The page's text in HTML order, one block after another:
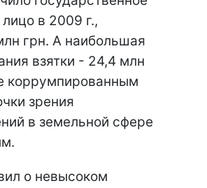
в 2009 г.,
грн. А наибольшая
взятки - 24,4 млн
коррумпированным
зрения
в земельной сфере
о невысоком